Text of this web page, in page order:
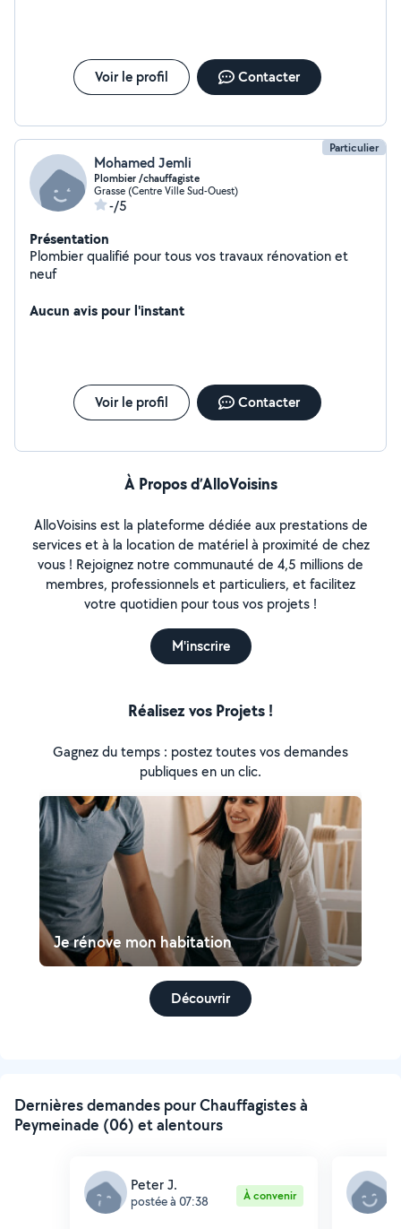
Voir le profil Contacter
Particulier
Mohamed Jemli
Plombier /chauffagiste
Grasse (Centre Ville Sud-Ouest)
-/5
Présentation
Plombier qualifié pour tous vos travaux rénovation et
neuf
Aucun avis pour l'instant
Voir le profil Contacter
À Propos d’AlloVoisins
AlloVoisins est la plateforme dédiée aux prestations de
services et à la location de matériel à proximité de chez
vous ! Rejoignez notre communauté de 4,5 millions de
membres, professionnels et particuliers, et facilitez
votre quotidien pour tous vos projets !
M'inscrire
Réalisez vos Projets !
Gagnez du temps : postez toutes vos demandes
publiques en un clic.
Je rénove mon habitation
Découvrir
Dernières demandes pour Chauffagistes à
Peymeinade (06) et alentours
Peter J.
postée à 07:38 À convenir